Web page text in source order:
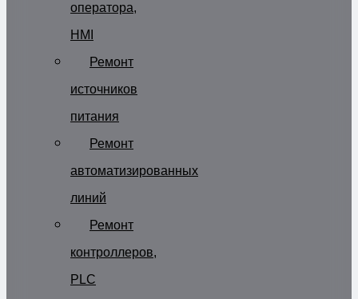
оператора,
HMI
Ремонт
источников
питания
Ремонт
автоматизированных
линий
Ремонт
контроллеров,
PLC